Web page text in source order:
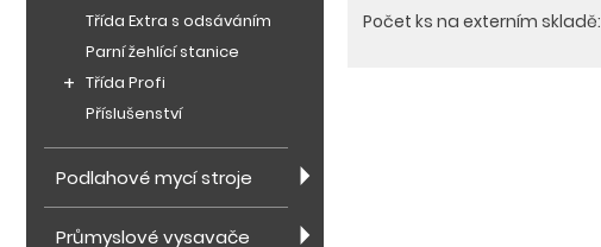
Třída Extra s odsáváním
Parní žehlící stanice
Třída Profi
Příslušenství
Podlahové mycí stroje
Průmyslové vysavače
Počet ks na externím skladě: